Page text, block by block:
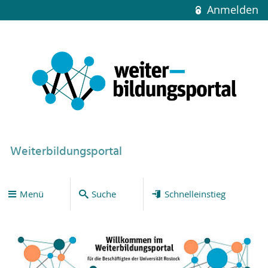
Anmelden
Weiterbildungsportal
Menü Suche Schnelleinstieg